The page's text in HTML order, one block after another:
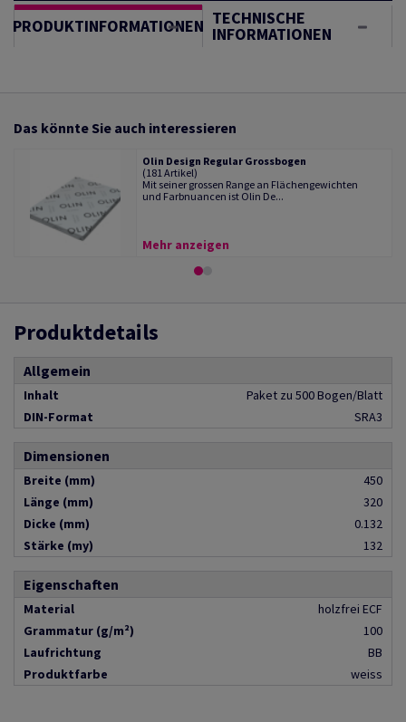
PRODUKTINFORMATIONEN TECHNISCHE
INFORMATIONEN
Das könnte Sie auch interessieren
Olin Design Regular Grossbogen
(181 Artikel)
Mit seiner grossen Range an Flächengewichten
und Farbnuancen ist Olin De...
Mehr anzeigen
Produktdetails
Allgemein
Inhalt
Paket zu 500 Bogen/Blatt
DIN-Format
SRA3
Dimensionen
Breite (mm)
450
Länge (mm)
320
Dicke (mm)
0.132
Stärke (my)
132
Eigenschaften
Material
holzfrei ECF
Grammatur (g/m²)
100
Laufrichtung
BB
Produktfarbe
weiss